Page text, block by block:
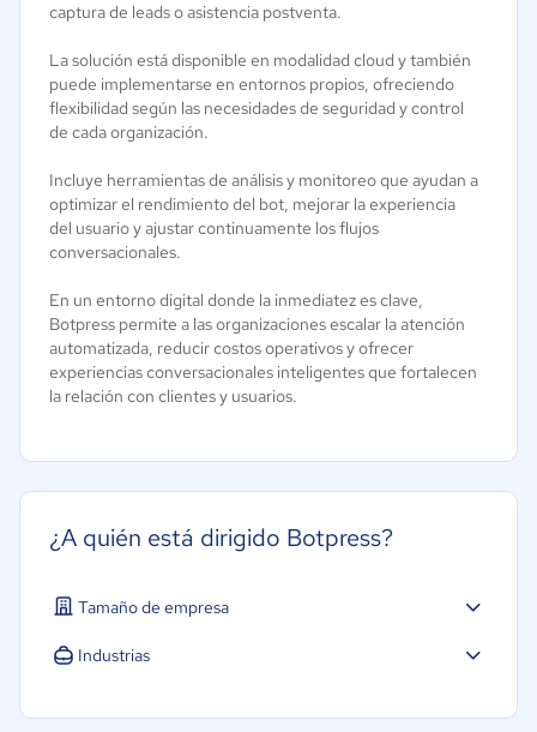
captura de leads o asistencia postventa.
La solución está disponible en modalidad cloud y también
puede implementarse en entornos propios, ofreciendo
flexibilidad según las necesidades de seguridad y control
de cada organización.
Incluye herramientas de análisis y monitoreo que ayudan a
optimizar el rendimiento del bot, mejorar la experiencia
del usuario y ajustar continuamente los flujos
conversacionales.
En un entorno digital donde la inmediatez es clave,
Botpress permite a las organizaciones escalar la atención
automatizada, reducir costos operativos y ofrecer
experiencias conversacionales inteligentes que fortalecen
la relación con clientes y usuarios.
¿A quién está dirigido Botpress?
Tamaño de empresa
Micro: 1 a 9 trabajadores
Industrias